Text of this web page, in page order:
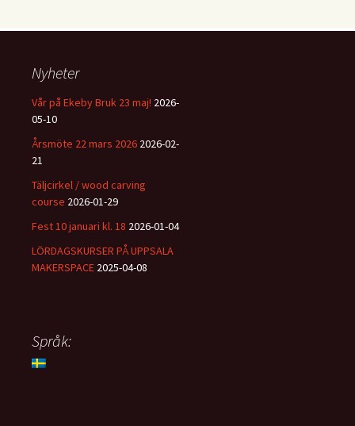
Nyheter
Vår på Ekeby Bruk 23 maj! 2026-
05-10
Årsmöte 22 mars 2026 2026-02-
21
Täljcirkel / wood carving
course 2026-01-29
Fest 10 januari kl. 18 2026-01-04
LÖRDAGSKURSER PÅ UPPSALA
MAKERSPACE 2025-04-08
Språk: